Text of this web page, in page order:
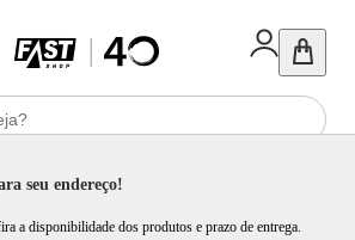
seu endereço!
a disponibilidade dos produtos e prazo de entrega.
Eletrônico e Instrumento Musical /